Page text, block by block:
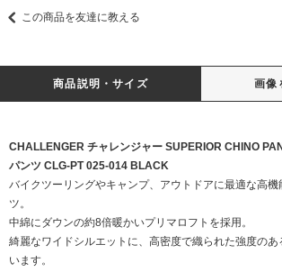
この商品を友達に教える
商品説明・サイズ 画像
CHALLENGER チャレンジャー SUPERIOR CHINO
パンツ CLG-PT 025-014 BLACK
バイクツーリングやキャンプ、アウトドアに最適な高
ツ。
中綿にダウンの約8倍暖かいプリマロフトを採用。
綺麗なワイドシルエットに、高密度で織られた強度の
います。